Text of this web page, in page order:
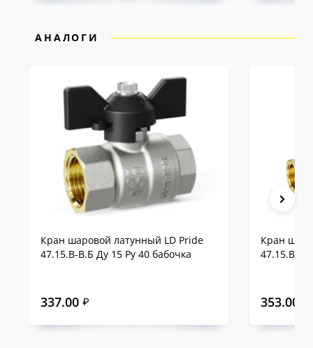
АНАЛОГИ
Кран шаровой латунный LD Pride
47.15.В-В.Б Ду 15 Ру 40 бабочка
337.00 ₽
Кран
47.15.В-
353.00